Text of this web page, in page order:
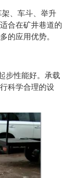
、车斗、举升
合在矿井巷道的
的应用优势。
步性能好。承载
科学合理的设